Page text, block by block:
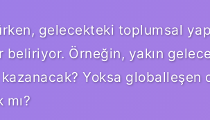
gelecekteki toplumsal
beliriyor. Örneğin, yakın
Yoksa globalleşen